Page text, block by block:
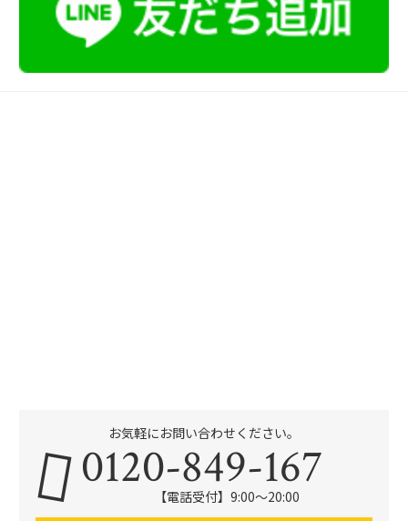
お気軽にお問い合わせください。
0120-849-167
【電話受付】9:00〜20:00